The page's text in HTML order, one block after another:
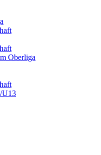
Oberliga
U13